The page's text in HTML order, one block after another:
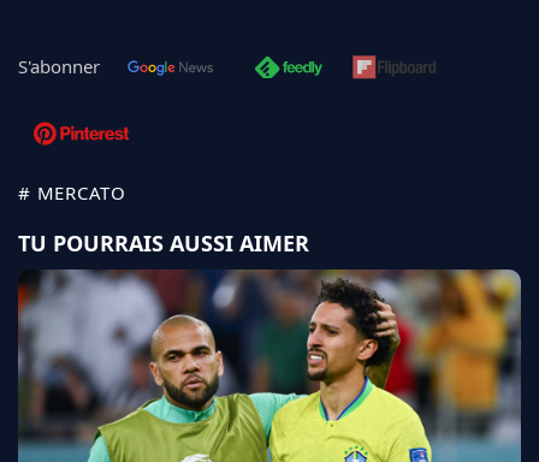
S'abonner
# MERCATO
TU POURRAIS AUSSI AIMER